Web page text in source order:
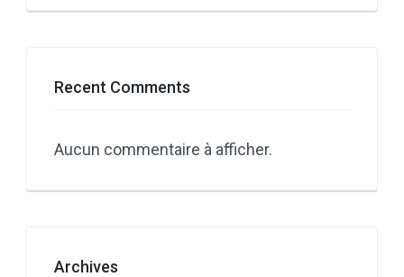
Recent Comments
Aucun commentaire à afficher.
Archives